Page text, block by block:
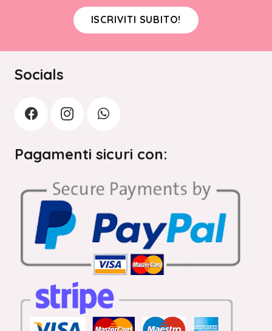
ISCRIVITI SUBITO!
Socials
Pagamenti sicuri con: